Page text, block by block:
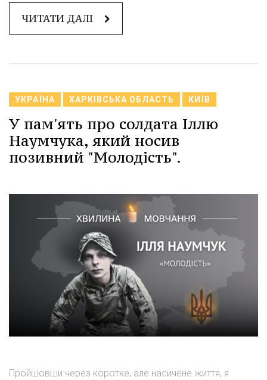
ЧИТАТИ ДАЛІ
УКРАЇНА ХАРКІВСЬКА ОБЛАСТЬ КИЇВ
У пам'ять про солдата Іллю
Наумчука, який носив
позивний "Молодість".
Пройшовши через коротке, але насичене життя, я